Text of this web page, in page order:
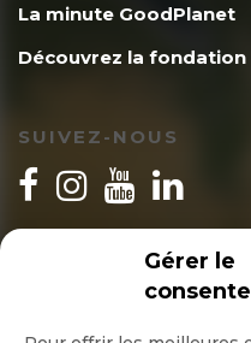
Gérer le
La minute GoodPlanet
Découvrez la
SUIVEZ-NOUS
INSCRIPTION